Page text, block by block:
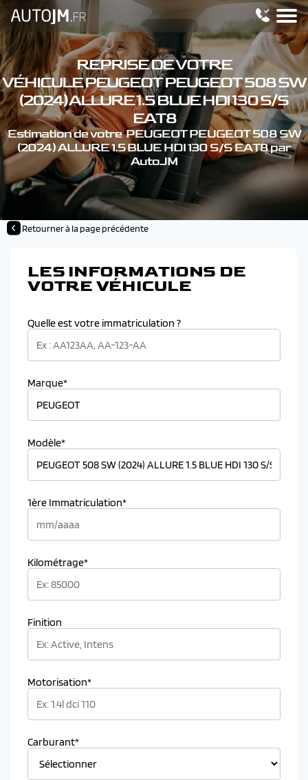
REPRISE DE VOTRE
VÉHICULE PEUGEOT PEUGEOT 508 SW
(2024) ALLURE 1.5 BLUE HDI 130 S/S
EAT8
Estimation de votre PEUGEOT PEUGEOT 508 SW
(2024) ALLURE 1.5 BLUE HDI 130 S/S EAT8 par
AutoJM
Retourner à la page précédente
LES INFORMATIONS DE
VOTRE VÉHICULE
Quelle est votre immatriculation ?
Marque*
Modèle*
1ère Immatriculation*
Kilométrage*
Finition
Motorisation*
Carburant*